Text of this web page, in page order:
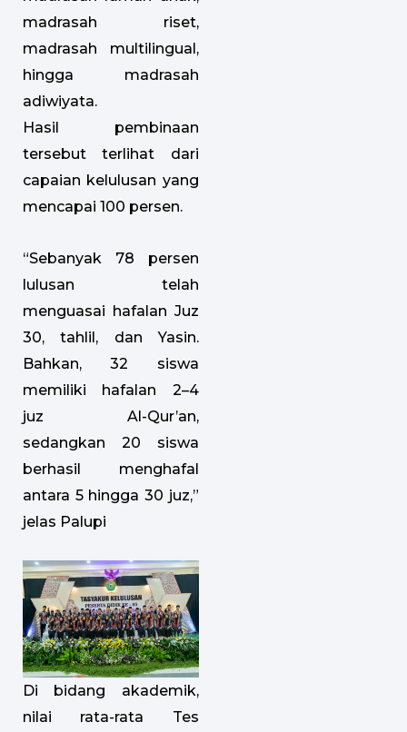
madrasah riset,
madrasah multilingual,
hingga madrasah
adiwiyata.
Hasil pembinaan
tersebut terlihat dari
capaian kelulusan yang
mencapai 100 persen.
“Sebanyak 78 persen
lulusan telah
menguasai hafalan Juz
30, tahlil, dan Yasin.
Bahkan, 32 siswa
memiliki hafalan 2–4
juz Al-Qur’an,
sedangkan 20 siswa
berhasil menghafal
antara 5 hingga 30 juz,”
jelas Palupi
Di bidang akademik,
nilai rata-rata Tes